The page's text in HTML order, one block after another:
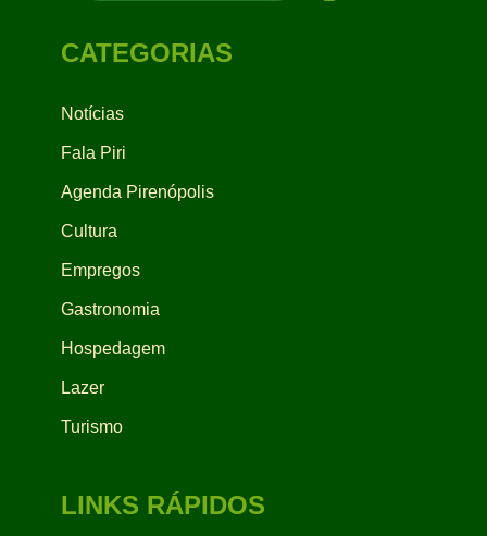
CATEGORIAS
Notícias
Fala Piri
Agenda Pirenópolis
Cultura
Empregos
Gastronomia
Hospedagem
Lazer
Turismo
LINKS RÁPIDOS